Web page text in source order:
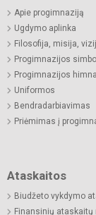
Apie progimnaziją
Ugdymo aplinka
Filosofija, misija,
Progimnazijos
Progimnazijos
Uniformos
Bendradarbiavimas
Priėmimas į
Ataskaitos
Biudžeto vykdymo
Finansinių ataskaitų